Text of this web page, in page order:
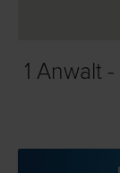
1 Anwalt -